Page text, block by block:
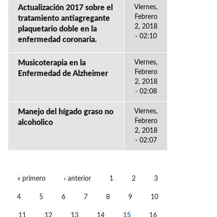
Actualización 2017 sobre el
tratamiento antiagregante
plaquetario doble en la
enfermedad coronaria.
Viernes,
Febrero
2, 2018
- 02:10
Musicoterapia en la
Enfermedad de Alzheimer
Viernes,
Febrero
2, 2018
- 02:08
Manejo del hígado graso no
alcoholico
Viernes,
Febrero
2, 2018
- 02:07
« primero ‹ anterior 1 2 3
4 5 6 7 8 9 10
11 12 13 14 15 16